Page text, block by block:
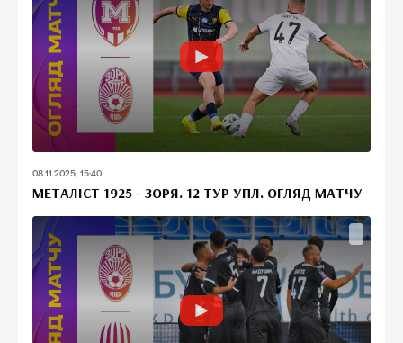
08.11.2025, 15:40
МЕТАЛІСТ 1925 - ЗОРЯ. 12 ТУР УПЛ. ОГЛЯД МАТЧУ